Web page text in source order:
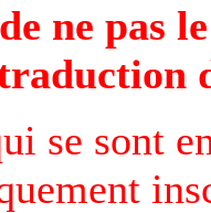
ne pas
se sont